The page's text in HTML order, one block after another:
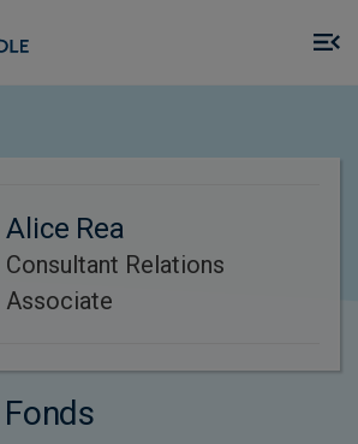
Alice Rea
Consultant Relations
Associate